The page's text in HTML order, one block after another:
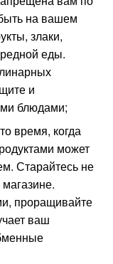
на вашем
злаки,
еды.
и
блюдами;
время, когда
может
Старайтесь не
проращивайте
ваш